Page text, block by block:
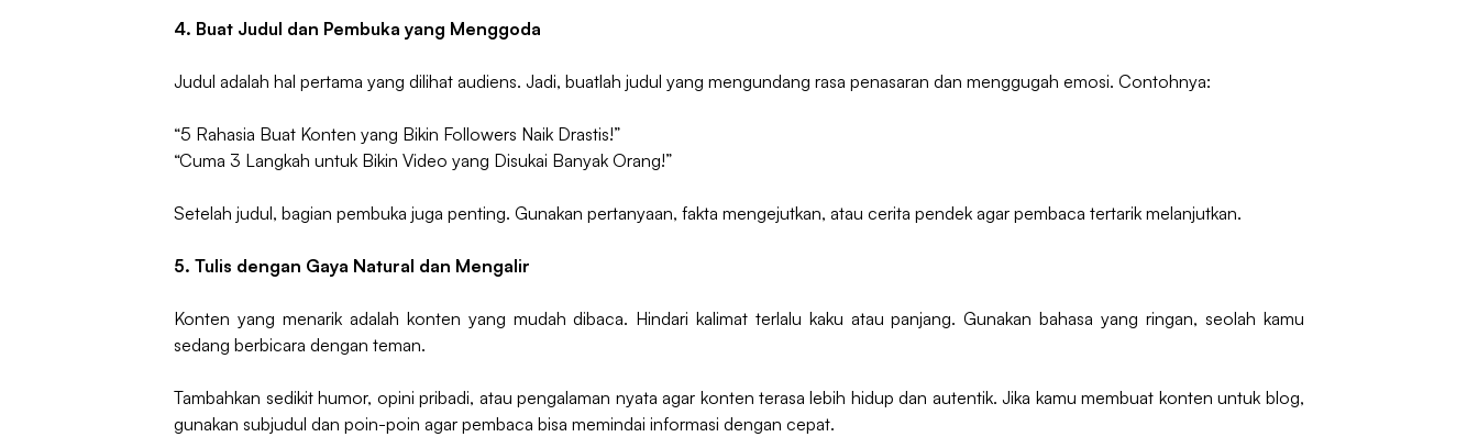
4. Buat Judul dan Pembuka yang Menggoda
Judul adalah hal pertama yang dilihat audiens. Jadi, buatlah judul yang mengundang rasa penasaran dan menggugah emosi. Contohnya:
“5 Rahasia Buat Konten yang Bikin Followers Naik Drastis!”
“Cuma 3 Langkah untuk Bikin Video yang Disukai Banyak Orang!”
Setelah judul, bagian pembuka juga penting. Gunakan pertanyaan, fakta mengejutkan, atau cerita pendek agar pembaca tertarik melanjutkan.
5. Tulis dengan Gaya Natural dan Mengalir
Konten yang menarik adalah konten yang mudah dibaca. Hindari kalimat terlalu kaku atau panjang. Gunakan bahasa yang ringan, seolah kamu
sedang berbicara dengan teman.
Tambahkan sedikit humor, opini pribadi, atau pengalaman nyata agar konten terasa lebih hidup dan autentik. Jika kamu membuat konten untuk blog,
gunakan subjudul dan poin-poin agar pembaca bisa memindai informasi dengan cepat.